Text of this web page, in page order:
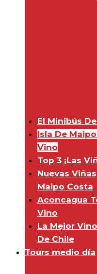
El Minibús
Isla De
Vino
Top 3 ¡Las
Nuevas
Maipo Costa
Aconcagua
Vino
La Mejor
De Chile
Tours medio día